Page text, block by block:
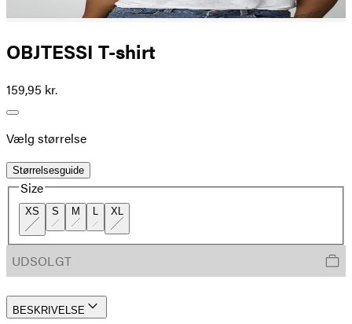
OBJTESSI T-shirt
159,95 kr.
Vælg størrelse
Størrelsesguide
Size
XS S M L XL
UDSOLGT
BESKRIVELSE